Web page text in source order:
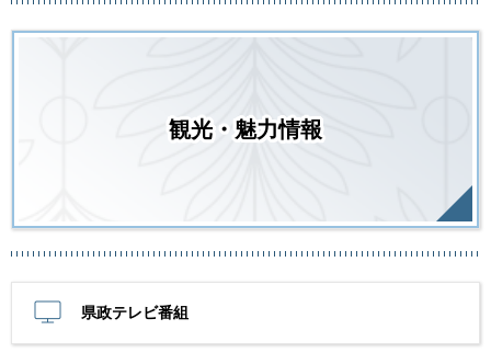
観光・魅力情報
県政テレビ番組